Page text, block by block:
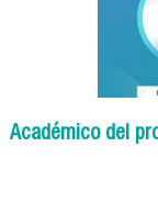
Académico del